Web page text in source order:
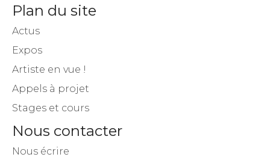
Plan du site
Actus
Expos
Artiste en vue !
Appels à projet
Stages et cours
Nous contacter
Nous écrire